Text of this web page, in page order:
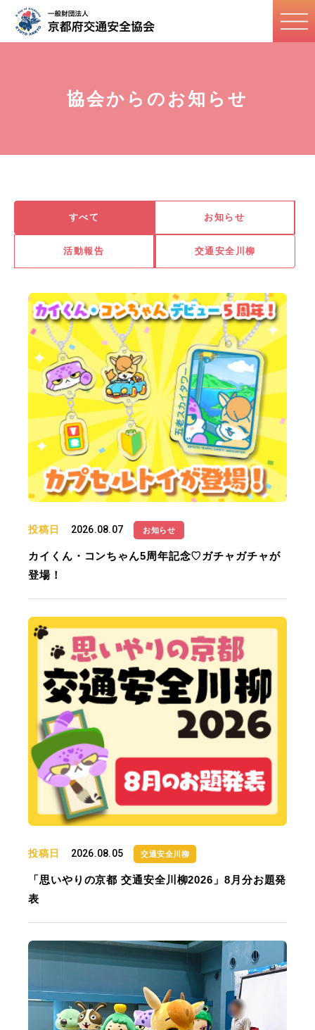
協会からのお知らせ
すべて お知らせ
活動報告 交通安全川柳
投稿日 2026.08.07 お知らせ
カイくん・コンちゃん5周年記念♡ガチャガチャが
登場！
投稿日 2026.08.05 交通安全川柳
「思いやりの京都 交通安全川柳2026」8月分お題発
表